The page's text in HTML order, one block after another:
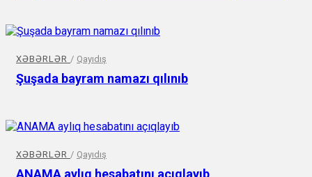
XƏBƏRLƏR / Qayıdış
Şuşada bayram namazı qılınıb
XƏBƏRLƏR / Qayıdış
ANAMA aylıq hesabatını açıqlayıb